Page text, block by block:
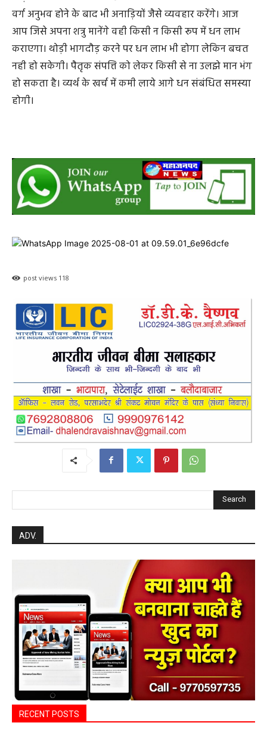
वर्ग अनुभव होने के बाद भी अनाड़ियों जैसे व्यवहार करेंगे। आज
आप जिसे अपना शत्रु मानेंगे वही किसी न किसी रूप में धन लाभ
कराएगा। थोड़ी भागदौड़ करने पर धन लाभ भी होगा लेकिन बचत
नही हो सकेगी। पैतृक संपत्ति को लेकर किसी से ना उलझे मान भंग
हो सकता है। व्यर्थ के खर्च में कमी लाये आगे धन संबंधित समस्या
होगी।
post views 118
Search
ADV.
RECENT POSTS